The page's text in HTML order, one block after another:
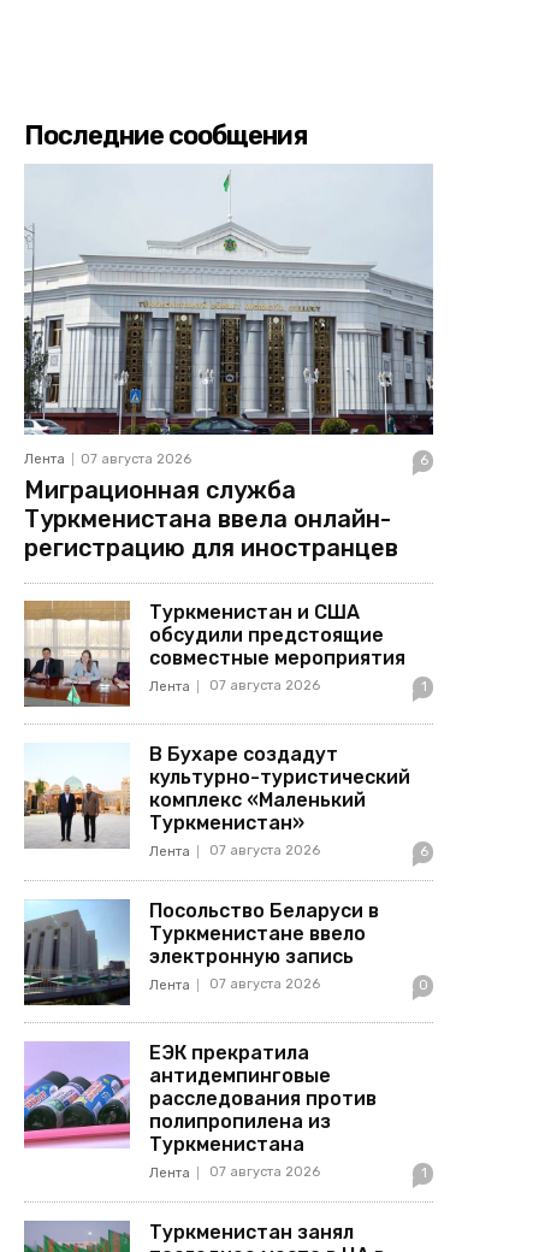
Последние сообщения
Лента 07 августа 2026 6
Миграционная служба
Туркменистана ввела онлайн-
регистрацию для иностранцев
Туркменистан и США
обсудили предстоящие
совместные мероприятия
Лента 07 августа 2026 1
В Бухаре создадут
культурно-туристический
комплекс «Маленький
Туркменистан»
Лента 07 августа 2026 6
Посольство Беларуси в
Туркменистане ввело
электронную запись
Лента 07 августа 2026 0
ЕЭК прекратила
антидемпинговые
расследования против
полипропилена из
Туркменистана
Лента 07 августа 2026 1
Туркменистан занял